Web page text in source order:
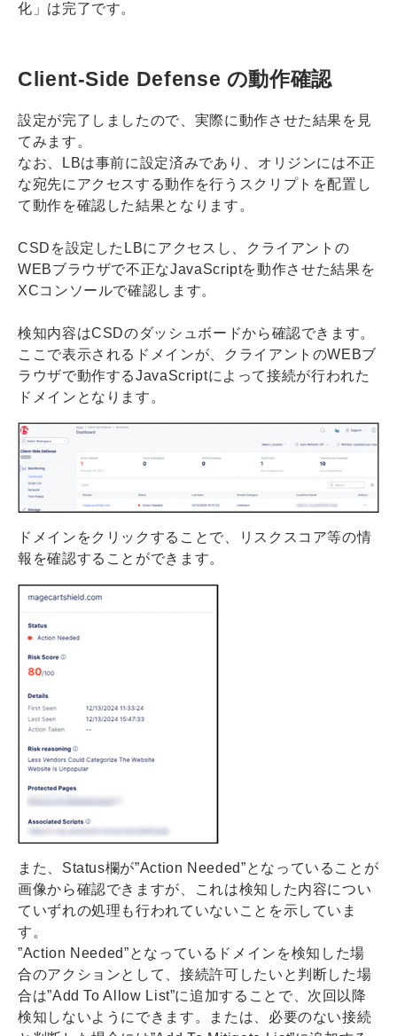
化」は完了です。
Client-Side Defense の動作確認
設定が完了しましたので、実際に動作させた結果を見
てみます。
なお、LBは事前に設定済みであり、オリジンには不正
な宛先にアクセスする動作を行うスクリプトを配置し
て動作を確認した結果となります。
CSDを設定したLBにアクセスし、クライアントの
WEBブラウザで不正なJavaScriptを動作させた結果を
XCコンソールで確認します。
検知内容はCSDのダッシュボードから確認できます。
ここで表示されるドメインが、クライアントのWEBブ
ラウザで動作するJavaScriptによって接続が行われた
ドメインとなります。
ドメインをクリックすることで、リスクスコア等の情
報を確認することができます。
また、Status欄が”Action Needed”となっていることが
画像から確認できますが、これは検知した内容につい
ていずれの処理も行われていないことを示していま
す。
”Action Needed”となっているドメインを検知した場
合のアクションとして、接続許可したいと判断した場
合は”Add To Allow List”に追加することで、次回以降
検知しないようにできます。または、必要のない接続